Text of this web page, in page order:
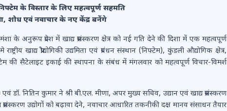
के विस्तार के लिए महत्वपूर्ण सहमति
शोध एवं नवाचार के नए केंद्र बनेंगे
के अनुरूप प्रदेश में खाद्य प्रसंस्करण क्षेत्र को नई गति देने की दिशा में एक महत्वपूर्ण
खाद्य प्रौद्योगिकी उद्यमिता एवं प्रबंधन संस्थान (निफ्टेम), कुंडली औद्योगिक क्षेत्र,
की सैटेलाइट इकाई की स्थापना के संबंध में मंगलवार को महत्वपूर्ण विचार-विमर्श
एवं डॉ. नितिन कुमार ने श्री बी.एल. मीणा, अपर मुख्य सचिव, उद्यान एवं खाद्य प्रसंस्करण
उद्योगों को बढ़ावा देने, नवाचार आधारित तकनीकी दक्ष मानव संसाधन तैयार